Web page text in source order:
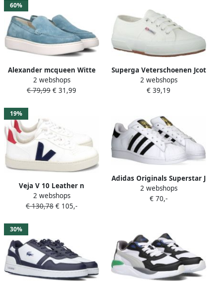
60%
Alexander mcqueen Witte
Leren Sneakers met Rode
Suède Spoiler White Heren
2 webshops
€ 79,99 € 31,99
Superga Veterschoenen Jcot
Classic Wit
2 webshops
€ 39,19
19%
Veja V 10 Leather n
Sneakers Sportschoenen
Schoenen Leer Vegan Wit
2 webshops
€ 130,78 € 105,-
Adidas Originals Superstar J
Sneaker Basketball
Schoenen ftwr white core
2 webshops
€ 70,-
30%